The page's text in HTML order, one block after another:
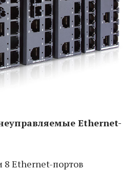
Ethernet-
8 Ethernet-портов